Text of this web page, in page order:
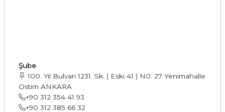
Şube
100. Yıl Bulvarı 1231. Sk. ( Eski 41 ) N0: 27 Yenimahalle
Ostim ANKARA
+90 312 354 41 93
+90 312 385 66 32